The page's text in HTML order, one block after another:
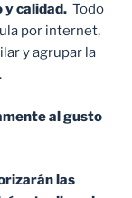
calidad. Todo
por internet,
y agrupar la
al gusto
las